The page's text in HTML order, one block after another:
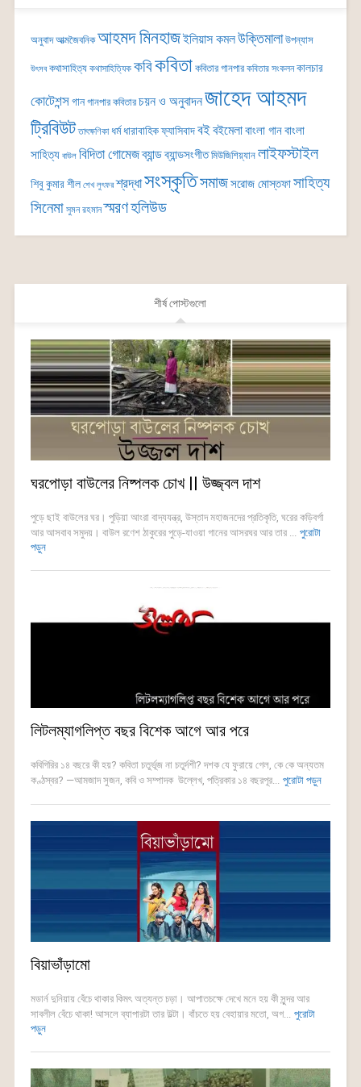
অনুবাদ আত্মজৈবনিক আহমদ মিনহাজইলিয়াস কমলউক্তিমালা উপন্যাস
উৎসব কথাসাহিত্য কথাসাহিত্যিক কবিকবিতা কবিতার গানপার কবিতার সংকলন কালচার
কোটেশন্সগান গানপার কবিতার চয়ন ও অনুবাদনজাহেদ আহমদ
ট্রিবিউট তাৎক্ষণিকা ধর্ম ধারাবাহিকফ্যাসিবাদবইবইমেলাবাংলা গানবাংলা
সাহিত্য বাউল বিদিতা গোমেজব্যান্ডব্যান্ডসংগীত মিউজিশিয়্যান লাইফস্টাইল
শিবু কুমার শীল শেখ লুৎফর শ্রদ্ধাসংস্কৃতিসমাজসরোজ মোস্তফাসাহিত্য
সিনেমা সুমন রহমান স্মরণহলিউড
শীর্ষ পোস্টগুলো
ঘরপোড়া বাউলের নিষ্পলক চোখ || উজ্জ্বল দাশ
পুড়ে ছাই বাউলের ঘর। পুড়িয়া আংরা বাদ্যযন্ত্র, উস্তাদ মহাজনদের প্রতিকৃতি, ঘরের কড়িবর্গা
আর আসবাব সমুদয়। বাউল রণেশ ঠাকুরের পুড়ে-যাওয়া গানের আসরঘর আর তার ... পুরোটা
পড়ুন
লিটলম্যাগলিপ্ত বছর বিশেক আগে আর পরে
কবিগিরির ১৪ বছরে কী হয়? কবিতা চতুর্ভূজ না চতুর্দশী? দশক যে ফুরায়ে গেল, কে কে অন্যতম
কণ্ঠস্বর? —আমজাদ সুজন, কবি ও সম্পাদক উল্লেখ, পত্রিকার ১৪ বছরপূর... পুরোটা পড়ুন
বিয়াভাঁড়ামো
মডার্ন দুনিয়ায় বেঁচে থাকার কিমৎ অত্যন্ত চড়া। আপাতচক্ষে দেখে মনে হয় কী সুন্দর আর
সাবলীল বেঁচে থাকা! আসলে ব্যাপারটা তার উল্টা। বাঁচতে হয় বেহায়ার মতো, অগ... পুরোটা
পড়ুন